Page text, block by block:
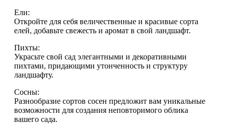
Ели:
Откройте для себя величественные и красивые сорта
елей, добавьте свежесть и аромат в свой ландшафт.
Пихты:
Украсьте свой сад элегантными и декоративными
пихтами, придающими утонченность и структуру
ландшафту.
Сосны:
Разнообразие сортов сосен предложит вам уникальные
возможности для создания неповторимого облика
вашего сада.